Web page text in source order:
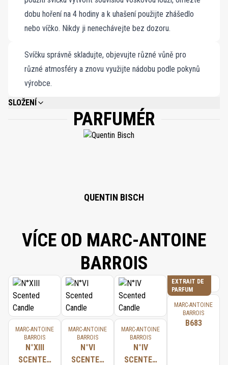
dobu hoření na 4 hodiny a k uhašení použijte zhášedlo
nebo víčko. Nikdy ji nenechávejte bez dozoru.
Svíčku správně skladujte, objevujte různé vůně pro
různé atmosféry a znovu využijte nádobu podle pokynů
výrobce.
SLOŽENÍ
PLEASE REFER TO EACH INDIVIDUAL PRODUCT IN THE SET FOR THE
COMPLETE INGREDIENT LIST.PARFUMÉR
QUENTIN BISCH
VÍCE OD MARC-ANTOINE
BARROIS
MARC-ANTOINE
BARROIS
N°XIII
SCENTED
MARC-ANTOINE
BARROIS
N°VI
SCENTED
MARC-ANTOINE
BARROIS
N°IV
SCENTED
EXTRAIT DE
PARFUM
MARC-ANTOINE
BARROIS
B683